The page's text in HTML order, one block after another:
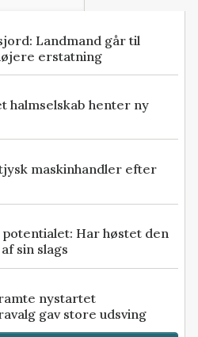
Landmand går til
erstatning
halmselskab henter ny
maskinhandler efter
Har høstet den
sin slags
nystartet
gav store udsving